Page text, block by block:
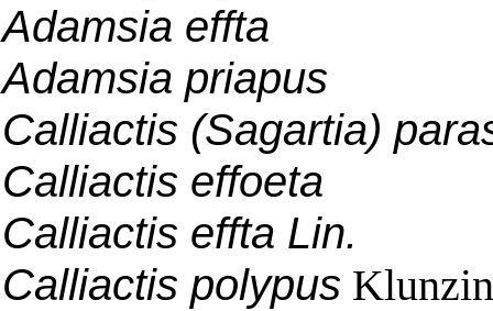
Adamsia effta
Adamsia priapus
Calliactis (Sagartia)
Calliactis effoeta
Calliactis effta Lin.
Calliactis polypus